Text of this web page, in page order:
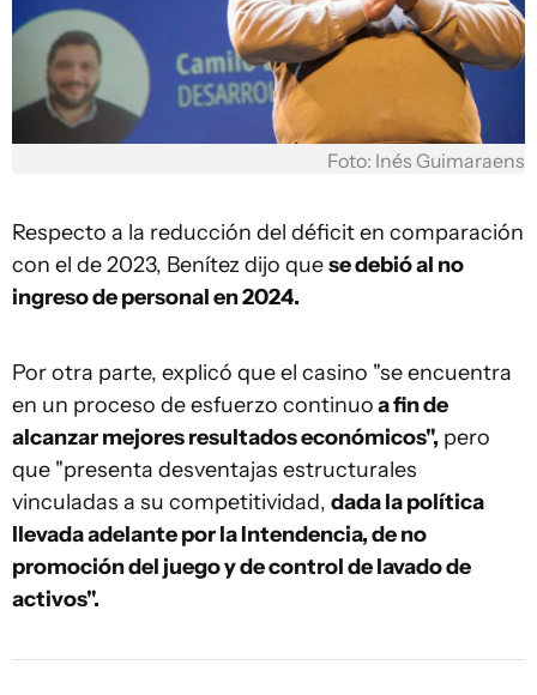
Foto: Inés Guimaraens
Respecto a la reducción del déficit en comparación
con el de 2023, Benítez dijo quese debió al no
ingreso de personal en 2024.
Por otra parte, explicó que el casino "se encuentra
en un proceso de esfuerzo continuoa fin de
alcanzar mejores resultados económicos", pero
que "presenta desventajas estructurales
vinculadas a su competitividad, dada la política
llevada adelante por la Intendencia, de no
promoción del juego y de control de lavado de
activos".